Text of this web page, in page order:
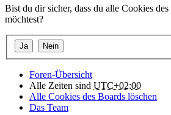
Bist du dir sicher, dass du alle Cookies
möchtest?
Foren-Übersicht
Alle Zeiten sind UTC+02:00
Alle Cookies des Boards löschen
Das Team